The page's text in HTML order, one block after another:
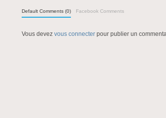
Default Comments (0) Facebook Comments
Vous devez vous connecter pour publier un